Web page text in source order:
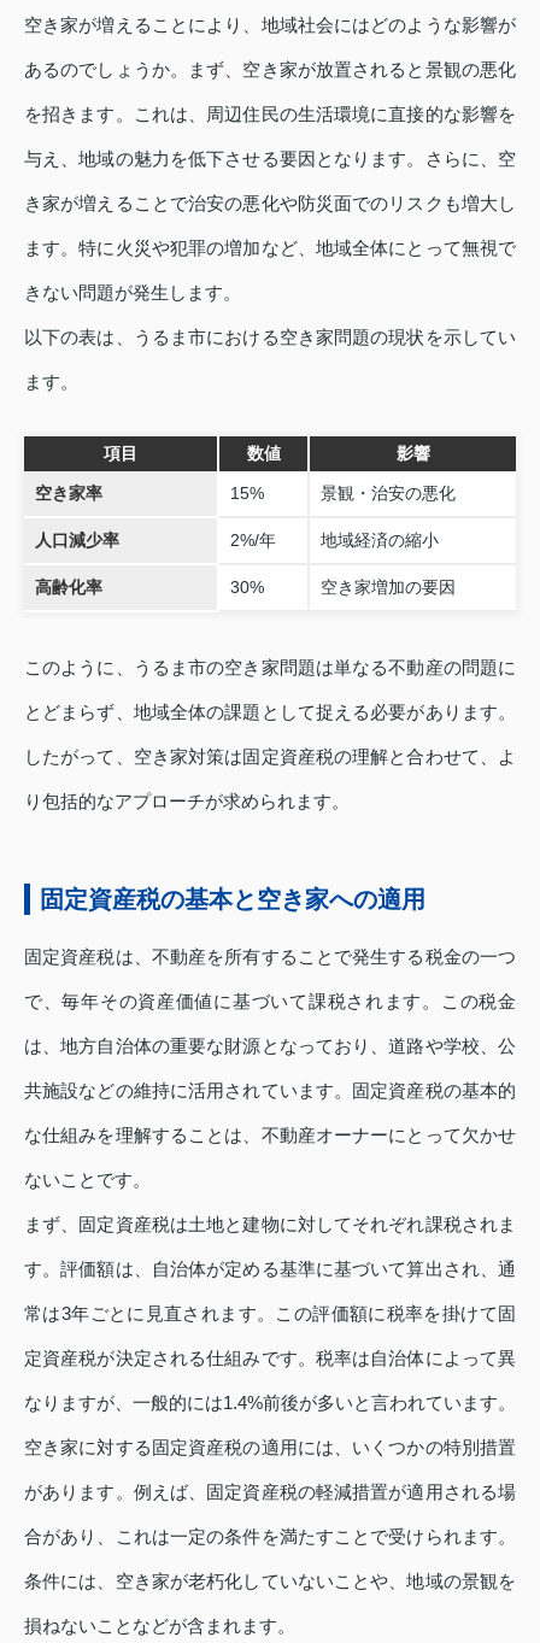
空き家が増えることにより、地域社会にはどのような影響が
あるのでしょうか。まず、空き家が放置されると景観の悪化
を招きます。これは、周辺住民の生活環境に直接的な影響を
与え、地域の魅力を低下させる要因となります。さらに、空
き家が増えることで治安の悪化や防災面でのリスクも増大し
ます。特に火災や犯罪の増加など、地域全体にとって無視で
きない問題が発生します。
以下の表は、うるま市における空き家問題の現状を示してい
ます。
項目 数値 影響
空き家率 15% 景観・治安の悪化
人口減少率 2%/年 地域経済の縮小
高齢化率 30% 空き家増加の要因
このように、うるま市の空き家問題は単なる不動産の問題に
とどまらず、地域全体の課題として捉える必要があります。
したがって、空き家対策は固定資産税の理解と合わせて、よ
り包括的なアプローチが求められます。
固定資産税の基本と空き家への適用
固定資産税は、不動産を所有することで発生する税金の一つ
で、毎年その資産価値に基づいて課税されます。この税金
は、地方自治体の重要な財源となっており、道路や学校、公
共施設などの維持に活用されています。固定資産税の基本的
な仕組みを理解することは、不動産オーナーにとって欠かせ
ないことです。
まず、固定資産税は土地と建物に対してそれぞれ課税されま
す。評価額は、自治体が定める基準に基づいて算出され、通
常は3年ごとに見直されます。この評価額に税率を掛けて固
定資産税が決定される仕組みです。税率は自治体によって異
なりますが、一般的には1.4%前後が多いと言われています。
空き家に対する固定資産税の適用には、いくつかの特別措置
があります。例えば、固定資産税の軽減措置が適用される場
合があり、これは一定の条件を満たすことで受けられます。
条件には、空き家が老朽化していないことや、地域の景観を
損ねないことなどが含まれます。